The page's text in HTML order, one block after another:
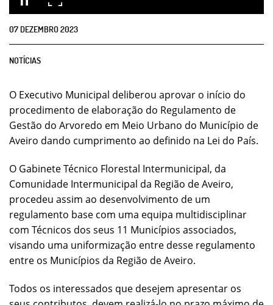
07 DEZEMBRO2023
NOTÍCIAS
O Executivo Municipal deliberou aprovar o início do
procedimento de elaboração do Regulamento de
Gestão do Arvoredo em Meio Urbano do Município de
Aveiro dando cumprimento ao definido na Lei do País.
O Gabinete Técnico Florestal Intermunicipal, da
Comunidade Intermunicipal da Região de Aveiro,
procedeu assim ao desenvolvimento de um
regulamento base com uma equipa multidisciplinar
com Técnicos dos seus 11 Municípios associados,
visando uma uniformização entre desse regulamento
entre os Municípios da Região de Aveiro.
Todos os interessados que desejem apresentar os